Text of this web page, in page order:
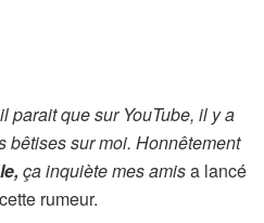
parait que sur YouTube, il y a
bêtises sur moi. Honnêtement
ça inquiète mes amisa lancé
rumeur.